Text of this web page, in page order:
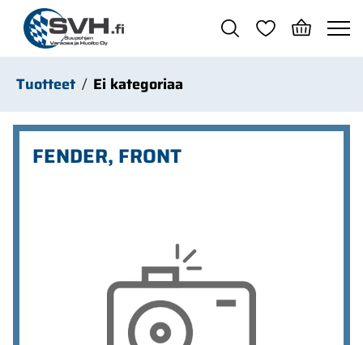
Siirry pääsisältöön
Tuotteet Ei kategoriaa
FENDER, FRONT